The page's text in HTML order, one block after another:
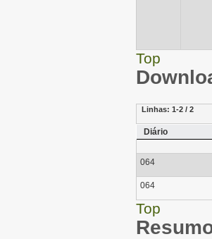
Top
Linhas: 1-2 / 2
Diário
064
064
Top